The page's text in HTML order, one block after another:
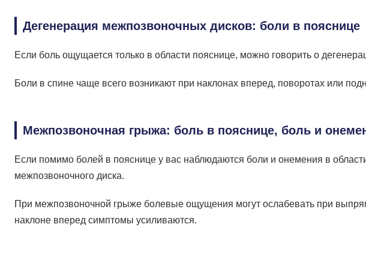
Дегенерация межпозвоночных дисков: боли в пояснице
Если боль ощущается только в области пояснице, можно говорить о
Боли в спине чаще всего возникают при наклонах вперед, поворотах или
Межпозвоночная грыжа: боль в пояснице, боль и
Если помимо болей в пояснице у вас наблюдаются боли и онемения в
межпозвоночного диска.
При межпозвоночной грыже болевые ощущения могут ослабевать при
наклоне вперед симптомы усиливаются.